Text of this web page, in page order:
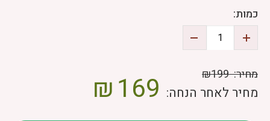
כמות:
מחיר:₪199
מחיר לאחר הנחה: 169
₪